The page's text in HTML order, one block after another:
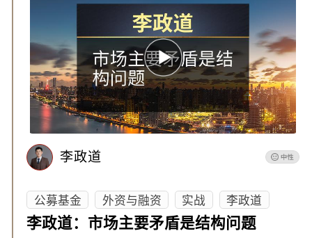
李政道
公募基金 外资与融资 实战
李政道
李政道：市场主要矛盾是结构问题